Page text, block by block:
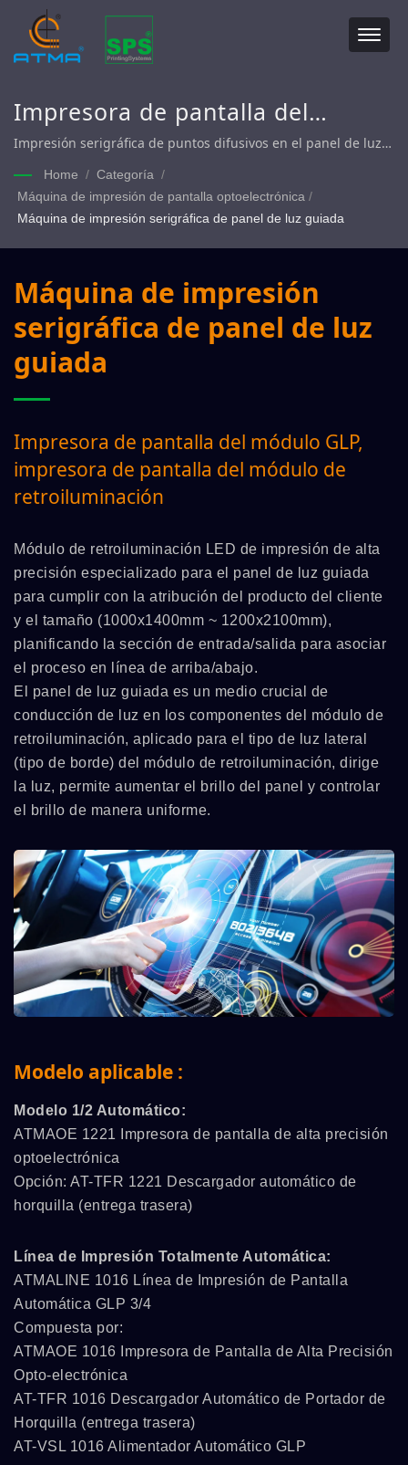
Impresora de pantalla del
módulo GLP, impresora de
pantalla del módulo de
retroiluminación
Impresión serigráfica de puntos difusivos en el panel de luz
Home / Categoría /
Máquina de impresión de pantalla optoelectrónica /
Máquina de impresión serigráfica de panel de luz guiada
Máquina de impresión
serigráfica de panel de luz
guiada
Impresora de pantalla del módulo GLP,
impresora de pantalla del módulo de
retroiluminación
Módulo de retroiluminación LED de impresión de alta
precisión especializado para el panel de luz guiada
para cumplir con la atribución del producto del cliente
y el tamaño (1000x1400mm ~ 1200x2100mm),
planificando la sección de entrada/salida para asociar
el proceso en línea de arriba/abajo.
El panel de luz guiada es un medio crucial de
conducción de luz en los componentes del módulo de
retroiluminación, aplicado para el tipo de luz lateral
(tipo de borde) del módulo de retroiluminación, dirige
la luz, permite aumentar el brillo del panel y controlar
el brillo de manera uniforme.
Modelo aplicable :
Modelo 1/2 Automático:
ATMAOE 1221 Impresora de pantalla de alta precisión
optoelectrónica
Opción: AT-TFR 1221 Descargador automático de
horquilla (entrega trasera)
Línea de Impresión Totalmente Automática:
ATMALINE 1016 Línea de Impresión de Pantalla
Automática GLP 3/4
Compuesta por:
ATMAOE 1016 Impresora de Pantalla de Alta Precisión
Opto-electrónica
AT-TFR 1016 Descargador Automático de Portador de
Horquilla (entrega trasera)
AT-VSL 1016 Alimentador Automático GLP